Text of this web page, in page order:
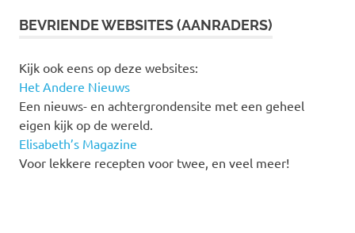
BEVRIENDE WEBSITES (AANRADERS)
Kijk ook eens op deze websites:
Het Andere Nieuws
Een nieuws- en achtergrondensite met een geheel
eigen kijk op de wereld.
Elisabeth’s Magazine
Voor lekkere recepten voor twee, en veel meer!